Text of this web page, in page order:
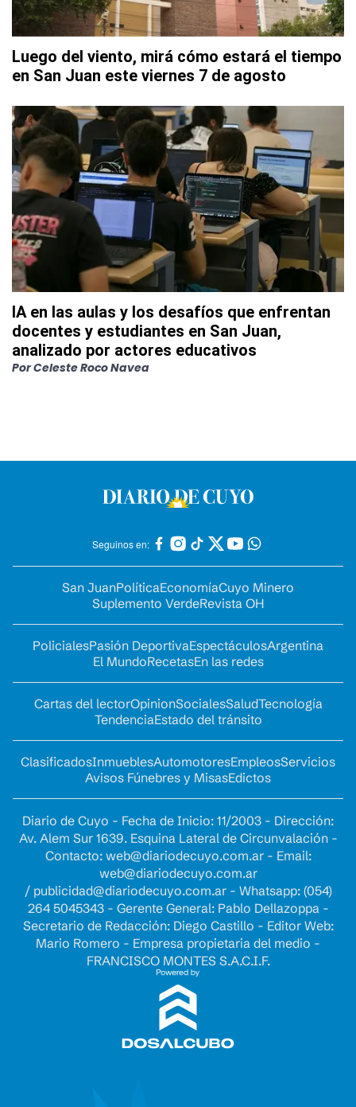
Luego del viento, mirá cómo estará el tiempo
en San Juan este viernes 7 de agosto
IA en las aulas y los desafíos que enfrentan
docentes y estudiantes en San Juan,
analizado por actores educativos
PorCeleste Roco Navea
Seguinos en:
San JuanPolíticaEconomíaCuyo Minero
Suplemento VerdeRevista OH
PolicialesPasión DeportivaEspectáculosArgentina
El MundoRecetasEn las redes
Cartas del lectorOpinionSocialesSaludTecnología
TendenciaEstado del tránsito
ClasificadosInmueblesAutomotoresEmpleosServicios
Avisos Fúnebres y MisasEdictos
Diario de Cuyo - Fecha de Inicio: 11/2003 - Dirección:
Av. Alem Sur 1639. Esquina Lateral de Circunvalación -
Contacto: web@diariodecuyo.com.ar- Email:
web@diariodecuyo.com.ar
/ publicidad@diariodecuyo.com.ar- Whatsapp: (054)
264 5045343 - Gerente General: Pablo Dellazoppa -
Secretario de Redacción: Diego Castillo - Editor Web:
Mario Romero - Empresa propietaria del medio -
FRANCISCO MONTES S.A.C.I.F.